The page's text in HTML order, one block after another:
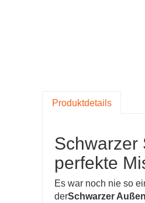
Produktdetails
Schwarzer
perfekte
Es war noch nie so
derSchwarzer